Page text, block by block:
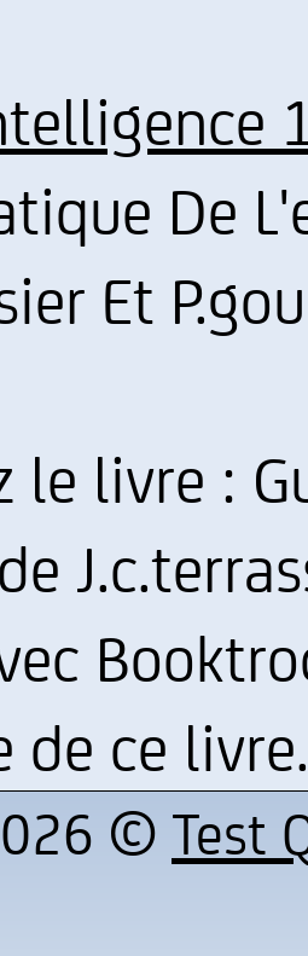
De
Et
le livre :
de ce livre.
© Test